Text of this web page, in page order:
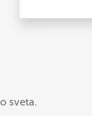
sveta.